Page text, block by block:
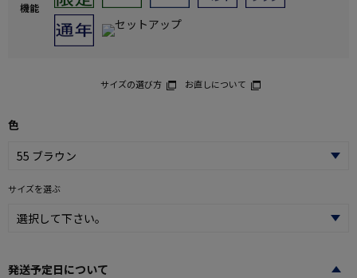
機能
サイズの選び方 お直しについて
色
サイズを選ぶ
発送予定日について